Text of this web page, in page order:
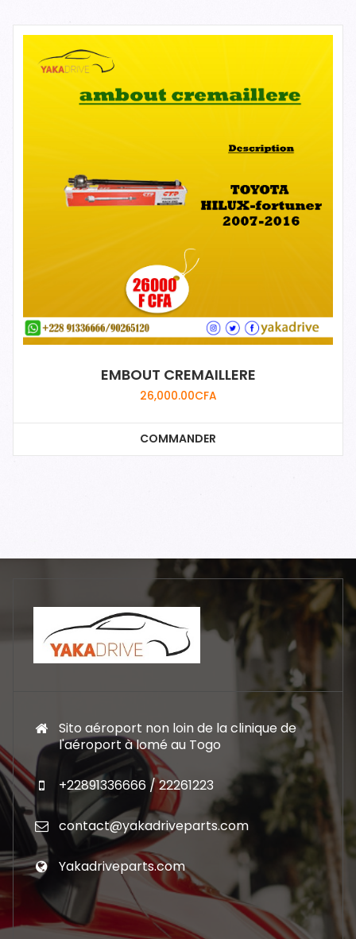
EMBOUT CREMAILLERE
26,000.00CFA
COMMANDER
Sito aéroport non loin de la clinique de
l'aéroport à lomé au Togo
+22891336666 / 22261223
contact@yakadriveparts.com
Yakadriveparts.com